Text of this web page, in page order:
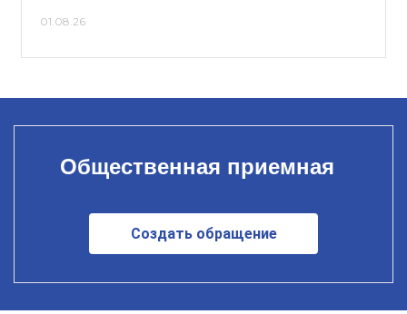
01.08.26
Общественная приемная
Создать обращение